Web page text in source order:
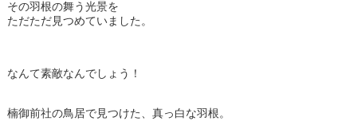
その羽根の舞う光景を
ただただ見つめていました。
なんて素敵なんでしょう！
楠御前社の鳥居で見つけた、真っ白な羽根。